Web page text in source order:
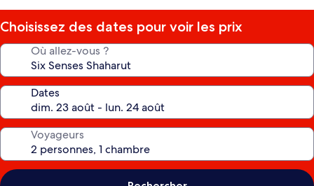
Choisissez des dates pour voir les prix
Où allez-vous ?
Dates
Voyageurs